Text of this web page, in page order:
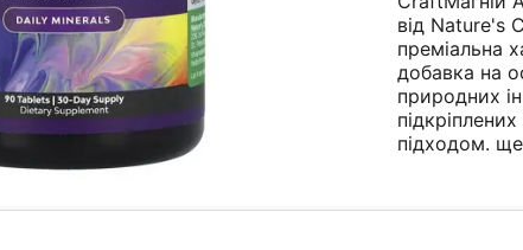
від Nature's
преміальна
добавка на
природних
підходом.